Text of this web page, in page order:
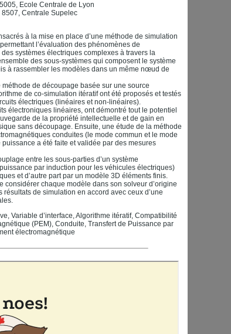
Ecole Centrale de Lyon
8507, Centrale Supelec
à la mise en place d’une méthode de simulation
l’évaluation des phénomènes de
systèmes électriques complexes à travers la
des sous-systèmes qui composent le système
à rassembler les modèles dans un même nœud de
de découpage basée sur une source
de co-simulation itératif ont été proposés et testés
électriques (linéaires et non-linéaires).
électroniques linéaires, ont démontré tout le potentiel
de la propriété intellectuelle et de gain en
sans découpage. Ensuite, une étude de la méthode
conduites (le mode commun et le mode
a été faite et validée par des mesures
entre les sous-parties d’un système
par induction pour les véhicules électriques)
et d’autre part par un modèle 3D éléments finis.
considérer chaque modèle dans son solveur d’origine
de simulation en accord avec ceux d’une
Variable d’interface, Algorithme itératif, Compatibilité
(PEM), Conduite, Transfert de Puissance par
électromagnétique